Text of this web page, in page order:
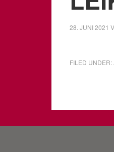
28. JUNI 2021
FILED UNDER: